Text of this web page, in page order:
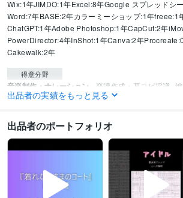
Wix:1年JIMDO:1年Excel:8年Google スプレッドシ
Word:7年BASE:2年カラーミーショップ:1年freee:1
ChatGPT:1年Adobe Photoshop:1年CapCut:2年
PowerDirector:4年InShot:1年Canva:2年
Cakewalk:2年
得意分野
音楽制作・ナレーション 楽譜作成・耳コピ採譜
リペア 合奏指導・演奏指導 合奏指導者の指導
音楽業界、デザイン
学歴
ヤマハ管楽器テクニカルアカデミー 2018年2月 ~
2015年3月 ~ 2018年2月
出品者の実績をもっと見る
出品者のポートフォリオ